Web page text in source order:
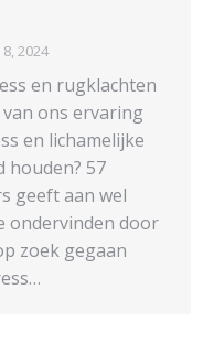
2024
en rugklachten
ons ervaring
en lichamelijke
houden? 57
geeft aan wel
ondervinden door
zoek gegaan